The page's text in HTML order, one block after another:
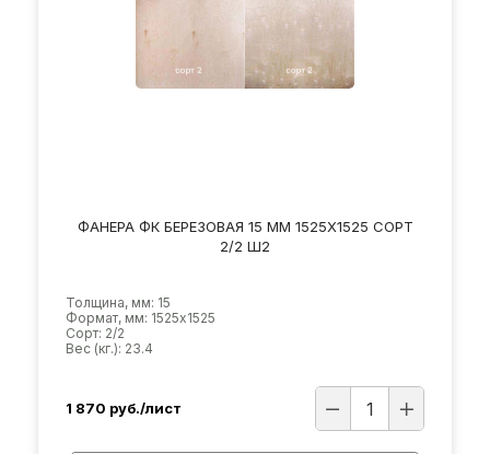
ФАНЕРА ФК БЕРЕЗОВАЯ 15 ММ 1525Х1525 СОРТ
2/2 Ш2
Толщина, мм: 15
Формат, мм: 1525х1525
Сорт: 2/2
Вес (кг.): 23.4
1 870 руб./лист